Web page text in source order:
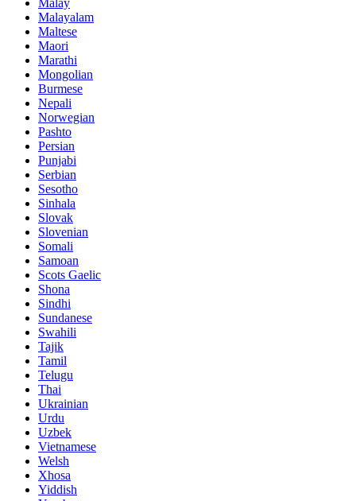
Malayalam
Maltese
Maori
Marathi
Mongolian
Burmese
Nepali
Norwegian
Pashto
Persian
Punjabi
Serbian
Sesotho
Sinhala
Slovak
Slovenian
Somali
Samoan
Scots Gaelic
Shona
Sindhi
Sundanese
Swahili
Tajik
Tamil
Telugu
Thai
Ukrainian
Urdu
Uzbek
Vietnamese
Welsh
Xhosa
Yiddish